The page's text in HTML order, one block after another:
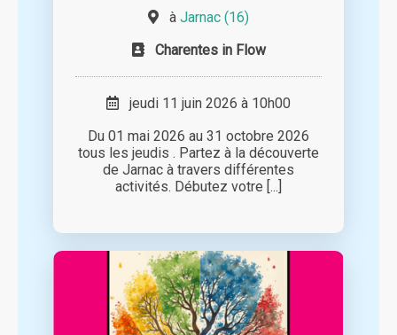
à Jarnac (16)
Charentes in Flow
jeudi 11 juin 2026 à 10h00
Du 01 mai 2026 au 31 octobre 2026
tous les jeudis . Partez à la découverte
de Jarnac à travers différentes
activités. Débutez votre [...]